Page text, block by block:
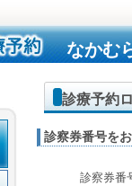
なかむ
診療予約
診察券番号を
診察券番